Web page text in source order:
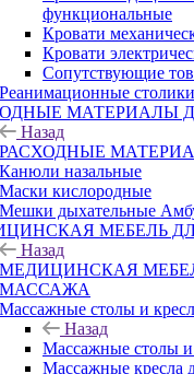
функциональные
Кровати
Кровати
Сопутствующие
Реанимационные
МАТЕРИАЛЫ
Назад
РАСХОДНЫЕ
Канюли назальные
Маски кислородные
Мешки дыхательные
МЕБЕЛЬ
Назад
МЕДИЦИНСКАЯ
МАССАЖА
Массажные столы и
Назад
Массажные столы и
Массажные кресла